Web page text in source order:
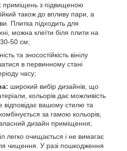
приміщень з підвищеною
також до впливу пари, а
Плитка підходить для
можна клеїти біля плити на
30-50 см;
та зносостійкість вінілу
в первинному стані
часу;
широкий вибір дизайнів, що
кольорів дає можливість
відповідає вашому стилю та
за гамою кольорів,
дизайн приміщення;
легко очищається і не вимагає
чищення. У разі пошкодження